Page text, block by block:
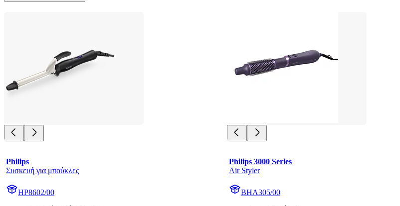
Philips
Συσκευή για μπούκλες
HP8602/00
Philips 3000 Series
Air Styler
BHA305/00